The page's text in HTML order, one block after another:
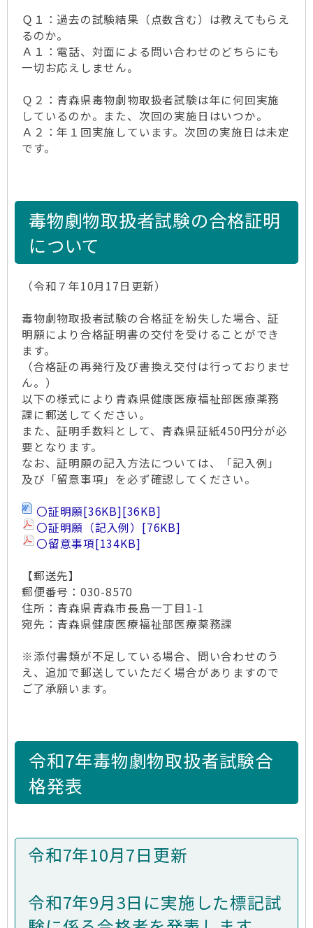
Ｑ１：過去の試験結果（点数含む）は教えてもらえ
るのか。
Ａ１：電話、対面による問い合わせのどちらにも
一切お応えしません。
Ｑ２：青森県毒物劇物取扱者試験は年に何回実施
しているのか。また、次回の実施日はいつか。
Ａ２：年１回実施しています。次回の実施日は未定
です。
毒物劇物取扱者試験の合格証明
について
（令和７年10月17日更新）
毒物劇物取扱者試験の合格証を紛失した場合、証
明願により合格証明書の交付を受けることができ
ます。
（合格証の再発行及び書換え交付は行っておりませ
ん。）
以下の様式により青森県健康医療福祉部医療薬務
課に郵送してください。
また、証明手数料として、青森県証紙450円分が必
要となります。
なお、証明願の記入方法については、「記入例」
及び「留意事項」を必ず確認してください。
〇証明願[36KB][36KB]
〇証明願（記入例） [76KB]
〇留意事項[134KB]
【郵送先】
郵便番号：030-8570
住所：青森県青森市長島一丁目1-1
宛先：青森県健康医療福祉部医療薬務課
※添付書類が不足している場合、問い合わせのう
え、追加で郵送していただく場合がありますので
ご了承願います。
令和7年毒物劇物取扱者試験合
格発表
令和7年10月7日更新
令和7年9月3日に実施した標記試